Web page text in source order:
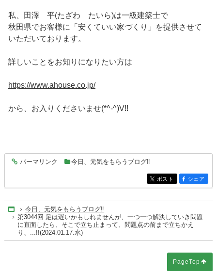
私、田澤 平(たざわ たいら)は一級建築士で
秋田県でお客様に「安くていい家づくり」を提供させて
いただいております。
詳しいことをお知りになりたい方は
https://www.ahouse.co.jp/
から、お入りくださいませ(*^-^)V!!
entry8584
パーマリンク 今日、元気をもらうブログ‼
entry8584
ポスト entry8584
シェア
Home
今日、元気をもらうブログ‼
第3044回 足は遅いかもしれませんが、一つ一つ解決していき問題
に直面したら、そこで立ち止まって、問題点の前まで立ちかえ
り、...!!(2024.01.17.水)
PageTop